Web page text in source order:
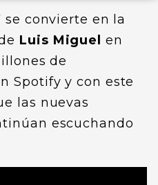
se convierte en la
Luis Miguel en
de
Spotify y con este
las nuevas
escuchando